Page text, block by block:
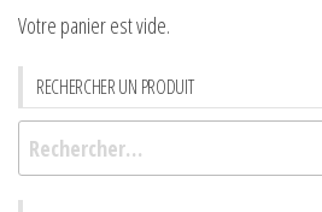
Votre panier est vide.
RECHERCHER UN PRODUIT